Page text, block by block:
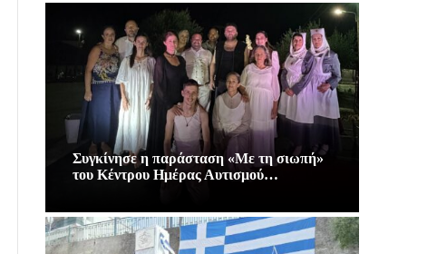
Συγκίνησε η παράσταση «Με τη σιωπή»
του Κέντρου Ημέρας Αυτισμού…